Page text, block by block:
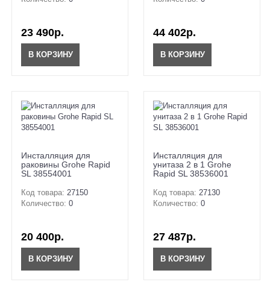
23 490р.
В КОРЗИНУ
44 402р.
В КОРЗИНУ
Инсталляция для
раковины Grohe Rapid
SL 38554001
Код товара: 27150
Количество: 0
20 400р.
В КОРЗИНУ
Инсталляция для
унитаза 2 в 1 Grohe
Rapid SL 38536001
Код товара: 27130
Количество: 0
27 487р.
В КОРЗИНУ